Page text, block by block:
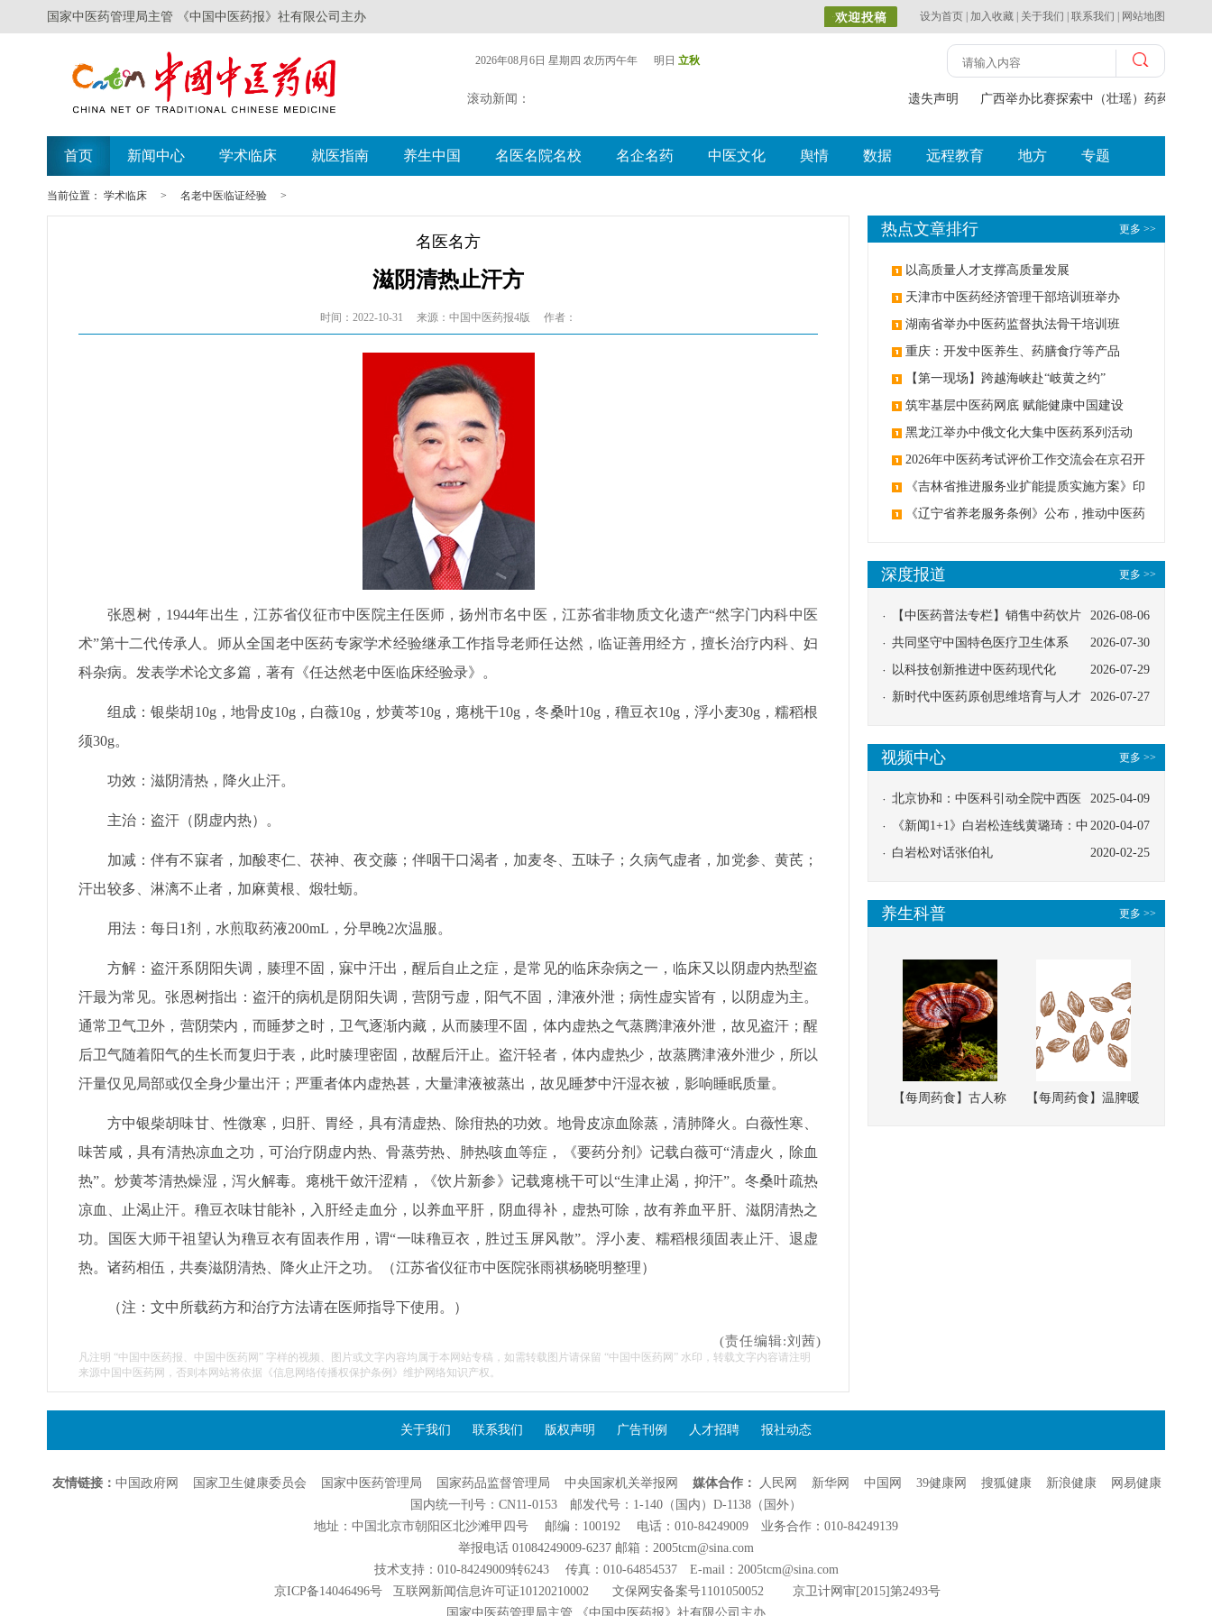
国家中医药管理局主管 《中国中医药报》社有限公司主办 设为首页 加入收藏 关于我们 联系我们 网站地图
2026年08月6日 星期四 农历丙午年 明日 立秋
滚动新闻： 遗失声明 广西举办比赛探索中（壮瑶）药药膳食
首页 新闻中心 学术临床 就医指南 养生中国 名医名院名校 名企名药 中医文化 舆情 数据 远程教育 地方 专题
当前位置： 学术临床 > 名老中医临证经验 >
名医名方
滋阴清热止汗方
时间：2022-10-31 来源：中国中医药报4版 作者：
张恩树，1944年出生，江苏省仪征市中医院主任医师，扬州市名中医，江苏省非物质文化遗产“然字门内科中医
术”第十二代传承人。师从全国老中医药专家学术经验继承工作指导老师任达然，临证善用经方，擅长治疗内科、妇
科杂病。发表学术论文多篇，著有《任达然老中医临床经验录》。
组成：银柴胡10g，地骨皮10g，白薇10g，炒黄芩10g，瘪桃干10g，冬桑叶10g，穞豆衣10g，浮小麦30g，糯稻根
须30g。
功效：滋阴清热，降火止汗。
主治：盗汗（阴虚内热）。
加减：伴有不寐者，加酸枣仁、茯神、夜交藤；伴咽干口渴者，加麦冬、五味子；久病气虚者，加党参、黄芪；
汗出较多、淋漓不止者，加麻黄根、煅牡蛎。
用法：每日1剂，水煎取药液200mL，分早晚2次温服。
方解：盗汗系阴阳失调，腠理不固，寐中汗出，醒后自止之症，是常见的临床杂病之一，临床又以阴虚内热型盗
汗最为常见。张恩树指出：盗汗的病机是阴阳失调，营阴亏虚，阳气不固，津液外泄；病性虚实皆有，以阴虚为主。
通常卫气卫外，营阴荣内，而睡梦之时，卫气逐渐内藏，从而腠理不固，体内虚热之气蒸腾津液外泄，故见盗汗；醒
后卫气随着阳气的生长而复归于表，此时腠理密固，故醒后汗止。盗汗轻者，体内虚热少，故蒸腾津液外泄少，所以
汗量仅见局部或仅全身少量出汗；严重者体内虚热甚，大量津液被蒸出，故见睡梦中汗湿衣被，影响睡眠质量。
方中银柴胡味甘、性微寒，归肝、胃经，具有清虚热、除疳热的功效。地骨皮凉血除蒸，清肺降火。白薇性寒、
味苦咸，具有清热凉血之功，可治疗阴虚内热、骨蒸劳热、肺热咳血等症，《要药分剂》记载白薇可“清虚火，除血
热”。炒黄芩清热燥湿，泻火解毒。瘪桃干敛汗涩精，《饮片新参》记载瘪桃干可以“生津止渴，抑汗”。冬桑叶疏热
凉血、止渴止汗。穞豆衣味甘能补，入肝经走血分，以养血平肝，阴血得补，虚热可除，故有养血平肝、滋阴清热之
功。国医大师干祖望认为穞豆衣有固表作用，谓“一味穞豆衣，胜过玉屏风散”。浮小麦、糯稻根须固表止汗、退虚
热。诸药相伍，共奏滋阴清热、降火止汗之功。
（江苏省仪征市中医院张雨祺杨晓明整理）
（注：文中所载药方和治疗方法请在医师指导下使用。）
(责任编辑:刘茜)
凡注明 “中国中医药报、中国中医药网” 字样的视频、图片或文字内容均属于本网站专稿，如需转载图片请保留 “中国中医药网” 水印，转载文字内容请注明
来源中国中医药网，否则本网站将依据《信息网络传播权保护条例》维护网络知识产权。
更多 >>
热点文章排行
以高质量人才支撑高质量发展
天津市中医药经济管理干部培训班举办
湖南省举办中医药监督执法骨干培训班
重庆：开发中医养生、药膳食疗等产品
【第一现场】跨越海峡赴“岐黄之约”
筑牢基层中医药网底 赋能健康中国建设
黑龙江举办中俄文化大集中医药系列活动
2026年中医药考试评价工作交流会在京召开
《吉林省推进服务业扩能提质实施方案》印
发：创建中医类国家医学中心
《辽宁省养老服务条例》公布，推动中医药
更多 >>
深度报道
2026-08-06
【中医药普法专栏】销售中药饮片
应告知煎服方法及注意事项
2026-07-30
共同坚守中国特色医疗卫生体系
2026-07-29
以科技创新推进中医药现代化
2026-07-27
新时代中医药原创思维培育与人才
更多 >>
视频中心
2025-04-09
北京协和：中医科引动全院中西医
协同
2020-04-07
《新闻1+1》白岩松连线黄璐琦：中
医救治的临床效果
2020-02-25
白岩松对话张伯礼
更多 >>
养生科普
【每周药食】古人称
【每周药食】温脾暖
关于我们 联系我们 版权声明 广告刊例 人才招聘 报社动态
友情链接： 中国政府网 国家卫生健康委员会 国家中医药管理局 国家药品监督管理局 中央国家机关举报网 媒体合作： 人民网 新华网 中国网 39健康网 搜狐健康 新浪健康
网易健康
国内统一刊号：CN11-0153 邮发代号：1-140（国内）D-1138（国外）
地址：中国北京市朝阳区北沙滩甲四号 邮编：100192 电话：010-84249009 业务合作：010-84249139
举报电话 01084249009-6237 邮箱：2005tcm@sina.com
技术支持：010-84249009转6243 传真：010-64854537 E-mail：2005tcm@sina.com
京ICP备14046496号
互联网新闻信息许可证10120210002文保网安备案号1101050052 京卫计网审[2015]第2493号
国家中医药管理局主管 《中国中医药报》社有限公司主办